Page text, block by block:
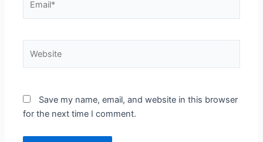
Save my name, email, and website in this browser
for the next time I comment.